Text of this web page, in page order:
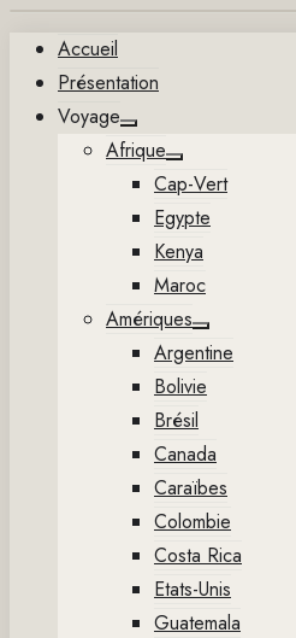
contenu
Accueil
Présentation
Voyage
Show
sub
menu
Afrique
Show
sub
menu
Cap-Vert
Egypte
Kenya
Maroc
Amériques
Show
sub
menu
Argentine
Bolivie
Brésil
Canada
Caraïbes
Colombie
Costa Rica
Etats-Unis
Guatemala